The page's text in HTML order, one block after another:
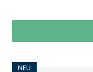
NEU